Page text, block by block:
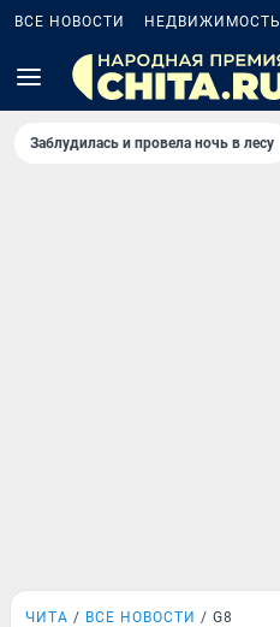
ВСЕ НОВОСТИ НЕДВИЖИМОСТЬ
Заблудилась и провела ночь в лесу
ЧИТА ВСЕ НОВОСТИ G8